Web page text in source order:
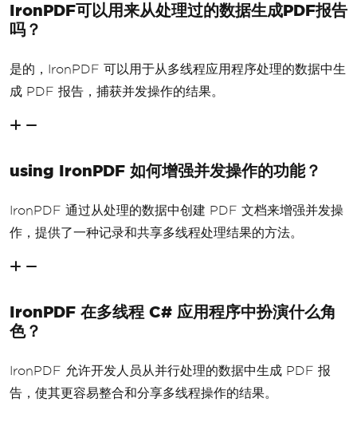
IronPDF可以用来从处理过的数据生成PDF报告
吗？
是的，IronPDF 可以用于从多线程应用程序处理的数据中生
成 PDF 报告，捕获并发操作的结果。
using IronPDF 如何增强并发操作的功能？
IronPDF 通过从处理的数据中创建 PDF 文档来增强并发操
作，提供了一种记录和共享多线程处理结果的方法。
IronPDF 在多线程 C# 应用程序中扮演什么角
色？
IronPDF 允许开发人员从并行处理的数据中生成 PDF 报
告，使其更容易整合和分享多线程操作的结果。